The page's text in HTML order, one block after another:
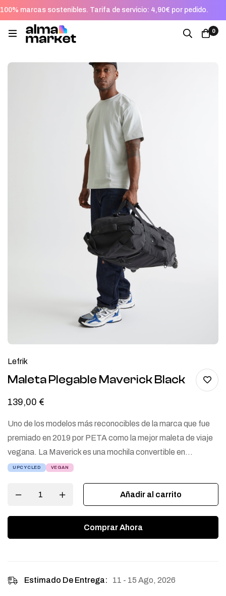
100% marcas sostenibles. Tarifa de servicio: 4,90€ por pedido.
0
Lefrik
Maleta Plegable Maverick Black
139,00 €
Uno de los modelos más reconocibles de la marca que fue
premiado en 2019 por PETA como la mejor maleta de viaje
vegana. La Maverick es una mochila convertible en…
UPCYCLED VEGAN
Añadir al carrito
Comprar Ahora
Estimado De Entrega: 11 - 15 Ago, 2026